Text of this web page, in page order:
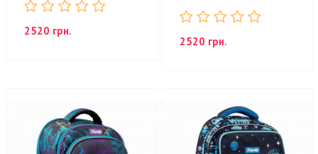
2520 грн.
2520 грн.